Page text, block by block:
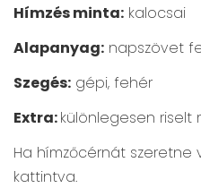
Hímzés minta: kalocsai
Alapanyag: napszövet
Szegés: gépi, fehér
Extra:különlegesen riselt
Ha hímzőcérnát szeretne
kattintva.